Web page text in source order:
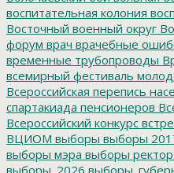
воспитательная колония
Восточный военный округ
форум врач врачебные
временные трубопроводы
всемирный фестиваль
Всероссийская перепись
спартакиада пенсионеров
Всероссийский конкурс
ВЦИОМ выборы выборы
выборы мэра выборы
выборы_2026